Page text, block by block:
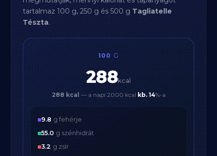
tartalmaz 100 g, 250 g és 500 g Tagliatelle
Tészta.
100 G
288kcal
288 kcal — a napi 2000 kcal kb. 14%-a
9.8 g fehérje
55.0 g szénhidrát
3.2 g zsír